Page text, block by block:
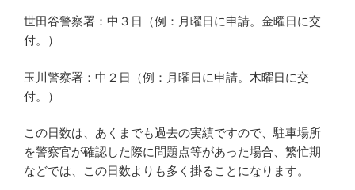
世田谷警察署：中３日（例：月曜日に申請。金曜日に交
付。）
玉川警察署：中２日（例：月曜日に申請。木曜日に交
付。）
この日数は、あくまでも過去の実績ですので、駐車場所
を警察官が確認した際に問題点等があった場合、繁忙期
などでは、この日数よりも多く掛ることになります。